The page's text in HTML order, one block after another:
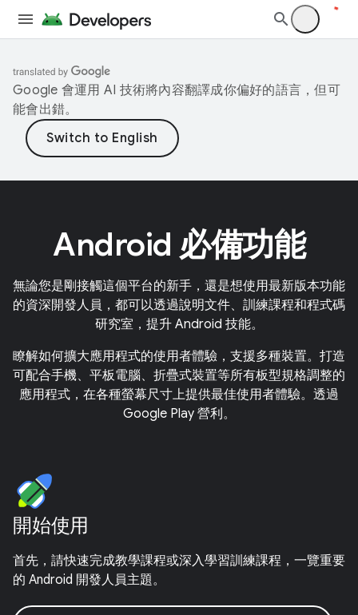
Google 會運用 AI 技術將內容翻譯成你偏好的語言，但可
能會出錯。
Android 必備功能
無論您是剛接觸這個平台的新手，還是想使用最新版本功能
的資深開發人員，都可以透過說明文件、訓練課程和程式碼
研究室，提升 Android 技能。
瞭解如何擴大應用程式的使用者體驗，支援多種裝置。打造
可配合手機、平板電腦、折疊式裝置等所有板型規格調整的
應用程式，在各種螢幕尺寸上提供最佳使用者體驗。透過
Google Play 營利。
開始使用
首先，請快速完成教學課程或深入學習訓練課程，一覽重要
的 Android 開發人員主題。